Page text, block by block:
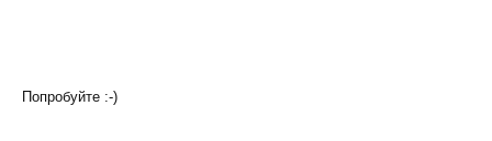
Попробуйте :-)